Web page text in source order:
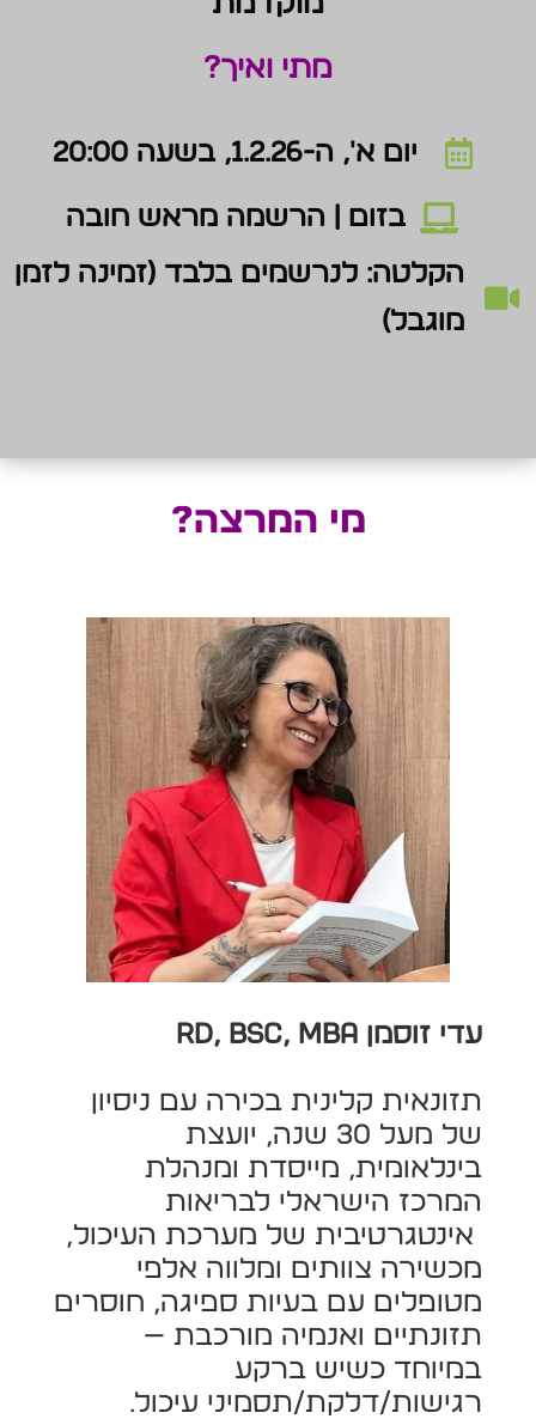
מתי ואיך?
 יום א', ה-1.2.26, בשעה 20:00
 בזום | הרשמה מראש חובה

הקלטה: לנרשמים בלבד (זמינה לזמן
מוגבל)
מי המרצה?
עדי זוסמן
תזונאית קלינית בכירה עם ניסיון
של מעל 30 שנה, יועצת
בינלאומית, מייסדת ומנהלת
המרכז הישראלי לבריאות
אינטגרטיבית של מערכת העיכול,
מכשירה צוותים ומלווה אלפי
מטופלים עם בעיות ספיגה, חוסרים
תזונתיים ואנמיה מורכבת —
במיוחד כשיש ברקע
רגישות/דלקת/תסמיני עיכול.